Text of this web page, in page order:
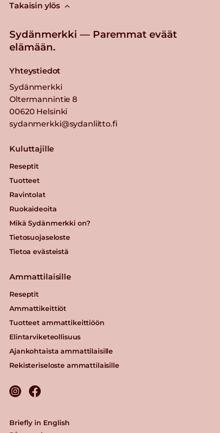
Takaisin ylös
Sydänmerkki — Paremmat eväät
elämään.
Yhteystiedot
Sydänmerkki
Oltermannintie 8
00620 Helsinki
sydanmerkki@sydanliitto.fi
Kuluttajille
Reseptit
Tuotteet
Ravintolat
Ruokaideoita
Mikä Sydänmerkki on?
Tietosuojaseloste
Tietoa evästeistä
Ammattilaisille
Reseptit
Ammattikeittiöt
Tuotteet ammattikeittiöön
Elintarviketeollisuus
Ajankohtaista ammattilaisille
Rekisteriseloste ammattilaisille
Briefly in English